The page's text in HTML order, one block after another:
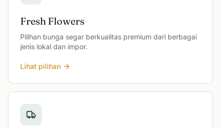
Fresh Flowers
Pilihan bunga segar berkualitas premium dari berbagai
jenis lokal dan impor.
Lihat pilihan